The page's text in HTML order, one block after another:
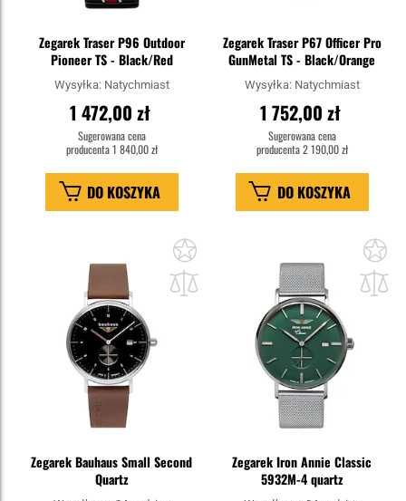
Zegarek Traser P96 Outdoor
Pioneer TS - Black/Red
Wysyłka: Natychmiast
1 472,00 zł
Sugerowana cena
producenta1 840,00 zł
DO KOSZYKA
Zegarek Traser P67 Officer Pro
GunMetal TS - Black/Orange
Wysyłka: Natychmiast
1 752,00 zł
Sugerowana cena
producenta2 190,00 zł
DO KOSZYKA
do
schowka
Zegarek Bauhaus Small Second
Quartz
do
Zegarek Iron Annie Classic
5932M-4 quartz